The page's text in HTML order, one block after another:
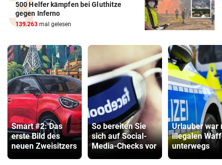
500 Helfer kämpfen bei Gluthitze
gegen Inferno
139.263 mal gelesen
Smart #2: Das
erste Bild des
neuen Zweisitzers
So bereiten Sie
sich auf Social-
Media-Checks vor
Urlauber war
illegalen
unterwegs